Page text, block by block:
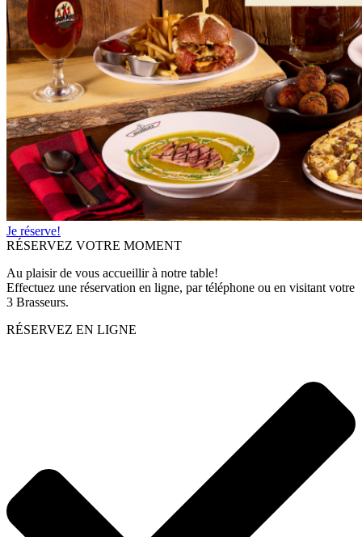
Je réserve!
RÉSERVEZ VOTRE MOMENT
Au plaisir de vous accueillir à notre table!
Effectuez une réservation en ligne, par téléphone ou en visitant votre
3 Brasseurs.
RÉSERVEZ EN LIGNE